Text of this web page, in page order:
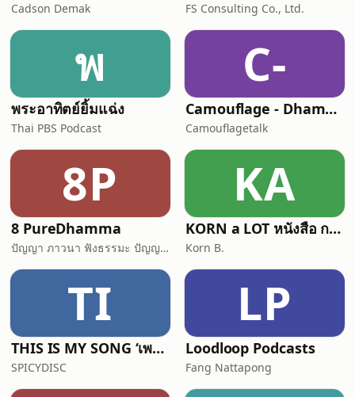
Cadson Demak FS Consulting Co., Ltd.
พ
พระอาทิตย์ยิ้มแฉ่ง
Thai PBS Podcast
C-
Camouflage - Dhamma Talk
Camouflagetalk
8P
8 PureDhamma
ปัญญา ภาวนา ฟังธรรมะ ปัญญาภาวนา Panya Bhavana
KA
KORN a LOT หนังสือ การเดินทาง ความรู้สึก
Korn B.
TI
THIS IS MY SONG ‘เพราะเพลงนั้นทำให้ฉันตาสว่าง’
SPICYDISC
LP
Loodloop Podcasts
Fang Nattapong